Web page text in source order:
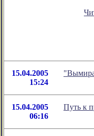
15.04.2005
15:24
15.04.2005
06:16
Путь к